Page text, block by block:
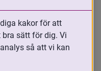
med
kakor för att
sätt för dig. Vi
så att vi kan